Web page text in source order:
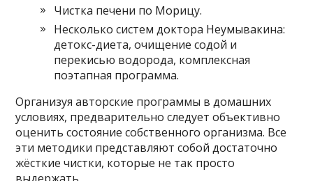
Чистка печени по Морицу.
Несколько систем доктора Неумывакина:
детокс-диета, очищение содой и
перекисью водорода, комплексная
поэтапная программа.
Организуя авторские программы в домашних
условиях, предварительно следует объективно
оценить состояние собственного организма. Все
эти методики представляют собой достаточно
жёсткие чистки, которые не так просто